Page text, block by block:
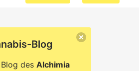
Blog
des Alchimia